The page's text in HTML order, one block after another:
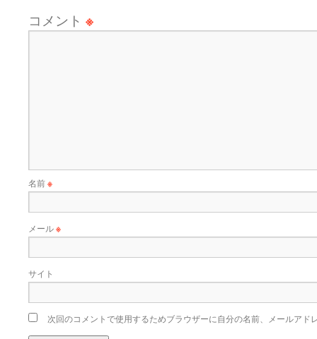
コメント ※
名前※
メール※
サイト
次回のコメントで使用するためブラウザーに自分の名前、メールアド